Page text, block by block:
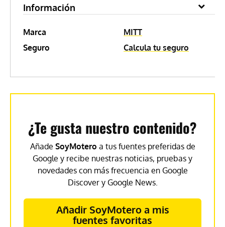
Información
Marca
MITT
Seguro
Calcula tu seguro
¿Te gusta nuestro contenido?
Añade SoyMotero a tus fuentes preferidas de
Google y recibe nuestras noticias, pruebas y
novedades con más frecuencia en Google
Discover y Google News.
Añadir SoyMotero a mis
fuentes favoritas